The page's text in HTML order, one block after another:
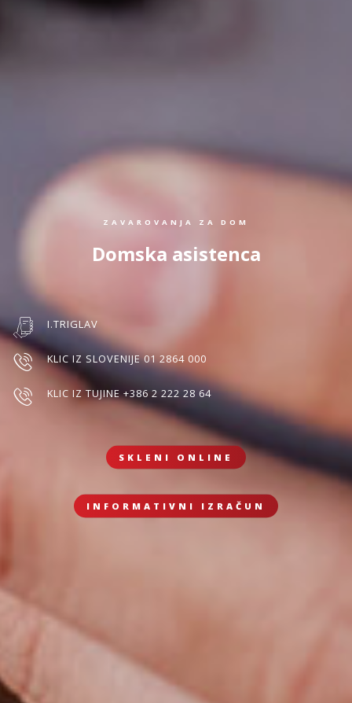
ZAVAROVANJA ZA DOM
Domska asistenca
I.TRIGLAV
KLIC IZ SLOVENIJE 01 2864 000
KLIC IZ TUJINE +386 2 222 28 64
SKLENI ONLINE
INFORMATIVNI IZRAČUN